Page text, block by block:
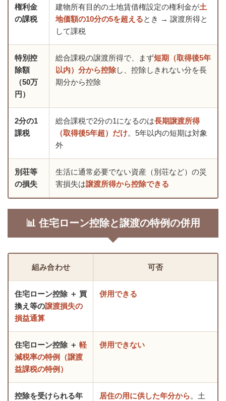
権利金
の課税
建物所有目的の土地賃借権設定の権利金が土
地価額の10分の5を超えるとき → 譲渡所得と
して課税
特別控
除額
（50万
円）
総合課税の譲渡所得で、まず短期（取得後5年
以内）分から控除し、控除しきれない分を長
期分から控除
2分の1
課税
総合課税で2分の1になるのは長期譲渡所得
（取得後5年超）だけ。5年以内の短期は対象
外
別荘等
の損失
生活に通常必要でない資産（別荘など）の災
害損失は譲渡所得から控除できる
📊 住宅ローン控除と譲渡の特例の併用
組み合わせ 可否
住宅ローン控除 ＋ 買
換え等の譲渡損失の
損益通算
併用できる
住宅ローン控除 ＋ 軽
減税率の特例（譲渡
益課税の特例）
併用できない
控除を受けられる年 居住の用に供した年分から。土